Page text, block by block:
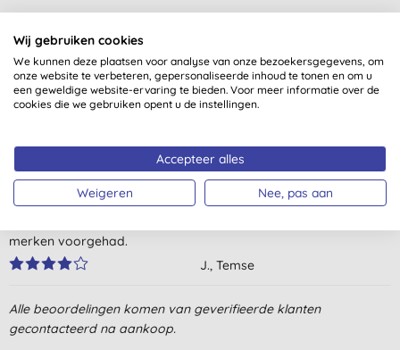
Klantbeoordelingen
4,5van 5 (9 beoordelingen)
13-3-2024
De huid van mijn dochtertje verdraagt deze goed. Wel hier en
merken voorgehad.
J., Temse
Bamboo luiers lekker duurzaam dacht ik
Alle beoordelingen komen van geverifieerde klanten
gecontacteerd na aankoop.
Wij gebruiken cookies
We kunnen deze plaatsen voor analyse van onze bezoekersgegevens, om
onze website te verbeteren, gepersonaliseerde inhoud te tonen en om u
een geweldige website-ervaring te bieden. Voor meer informatie over de
cookies die we gebruiken opent u de instellingen.
Accepteer alles
Weigeren Nee, pas aan